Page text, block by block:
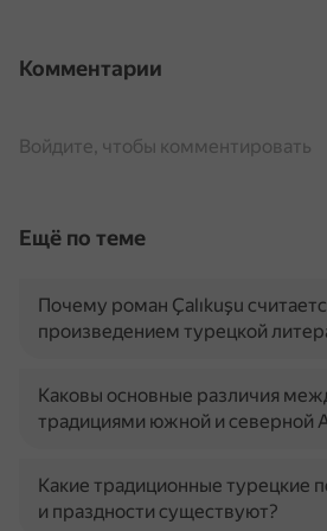
Комментарии
Войдите, чтобы комментировать
Ещё по теме
Почему роман Çalıkuşu
произведением турецкой
Каковы основные различия
традициями южной и северной
Какие традиционные турецкие
и праздности существуют?